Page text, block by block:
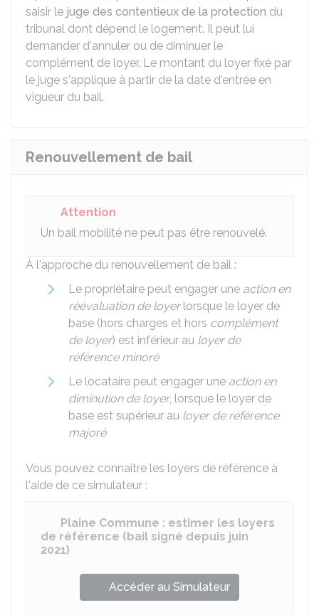
saisir le juge des contentieux de la protection du
tribunal dont dépend le logement. Il peut lui
demander d'annuler ou de diminuer le
complément de loyer. Le montant du loyer fixé par
le juge s'applique à partir de la date d'entrée en
vigueur du bail.
Renouvellement de bail
Attention
Un bail mobilité ne peut pas être renouvelé.
À l'approche du renouvellement de bail :
Le propriétaire peut engager une action en
réévaluation de loyerlorsque le loyer de
base (hors charges et hors complément
de loyer) est inférieur au loyer de
référence minoré
Le locataire peut engager une action en
diminution de loyer, lorsque le loyer de
base est supérieur au loyer de référence
majoré
Vous pouvez connaître les loyers de référence à
l'aide de ce simulateur :
Plaine Commune : estimer les loyers
de référence (bail signé depuis juin
2021)
Accéder au Simulateur